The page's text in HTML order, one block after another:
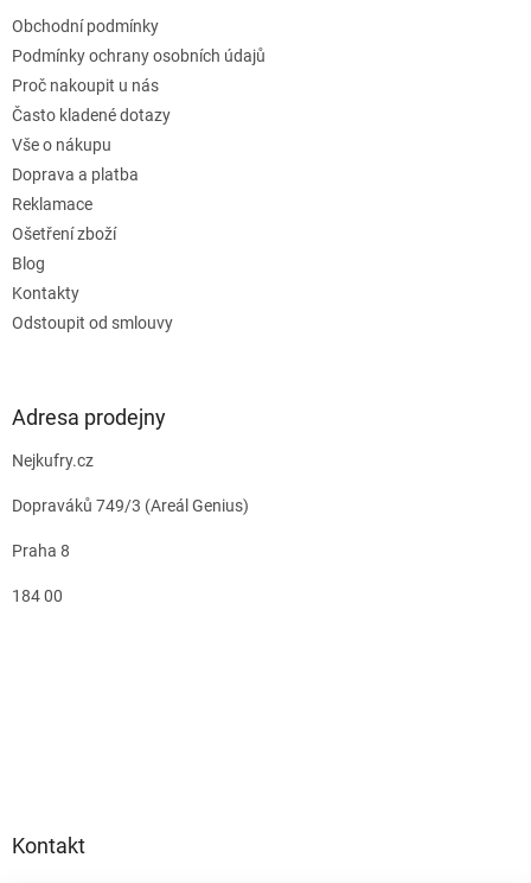
Obchodní podmínky
Podmínky ochrany osobních údajů
Proč nakoupit u nás
Často kladené dotazy
Vše o nákupu
Doprava a platba
Reklamace
Ošetření zboží
Blog
Kontakty
Odstoupit od smlouvy
Adresa prodejny
Nejkufry.cz
Dopraváků 749/3 (Areál Genius)
Praha 8
184 00
Kontakt